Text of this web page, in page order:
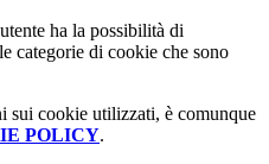
ha la possibilità di
categorie di cookie che sono
sui cookie utilizzati, è comunque
POLICY.